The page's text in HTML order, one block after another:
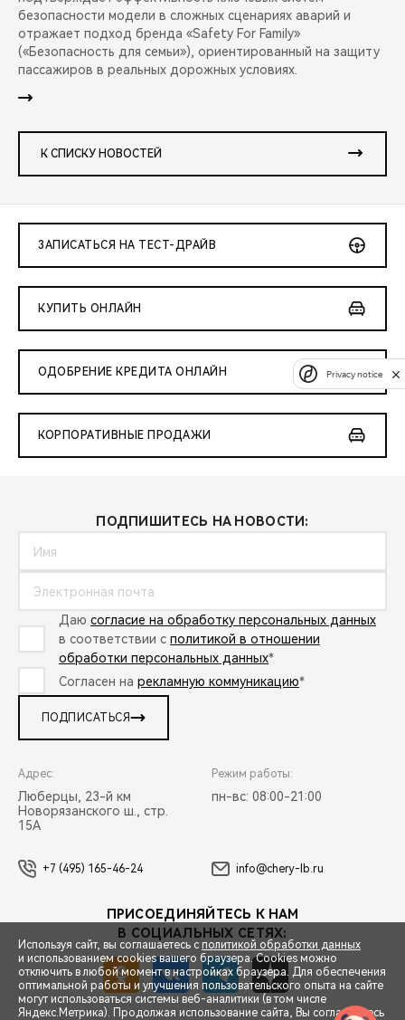
СПЕЦПРЕДЛОЖЕНИЯ
безопасности модели в сложных сценариях аварий и
отражает подход бренда «Safety For Family»
(«Безопасность для семьи»), ориентированный на защиту
пассажиров в реальных дорожных условиях.
К СПИСКУ НОВОСТЕЙ
ЗАПИСАТЬСЯ НА ТЕСТ-ДРАЙВ
КУПИТЬ ОНЛАЙН
ОДОБРЕНИЕ КРЕДИТА ОНЛАЙН
КОРПОРАТИВНЫЕ ПРОДАЖИ
ПОДПИШИТЕСЬ НА НОВОСТИ:
Даю согласие на обработку персональных данных
в соответствии с политикой в отношении
обработки персональных данных*
Согласен на рекламную коммуникацию*
ПОДПИСАТЬСЯ
Адрес:
Люберцы, 23-й км
Новорязанского ш., стр.
15А
Режим работы:
пн-вс: 08:00-21:00
+7 (495) 165-46-24 info@chery-lb.ru
ПРИСОЕДИНЯЙТЕСЬ К НАМ
В СОЦИАЛЬНЫХ СЕТЯХ:
Используя сайт, вы соглашаетесь с политикой обработки данных
и использованием cookies вашего браузера. Cookies можно
отключить в любой момент в настройках браузера. Для обеспечения
оптимальной работы и улучшения пользовательского опыта на сайте
могут использоваться системы веб-аналитики (в том числе
Яндекс.Метрика). Продолжая использование сайта, Вы соглашаетесь
Privacy notice